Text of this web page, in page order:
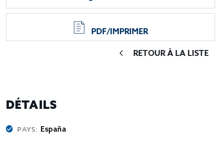
PDF/IMPRIMER
RETOUR À LA LISTE
DÉTAILS
PAYS: España